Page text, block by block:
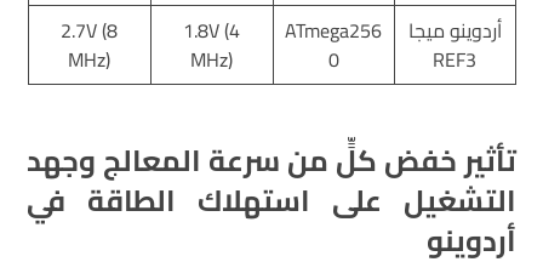
أردوينو ميجا
REF3
ATmega256
0
1.8V (4
MHz)
2.7V (8
MHz)
تأثير خفض كلٍّ من سرعة المعالج وجهد
التشغيل على استهلاك الطاقة في
أردوينو